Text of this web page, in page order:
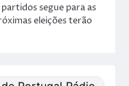
segue para as
eleições terão